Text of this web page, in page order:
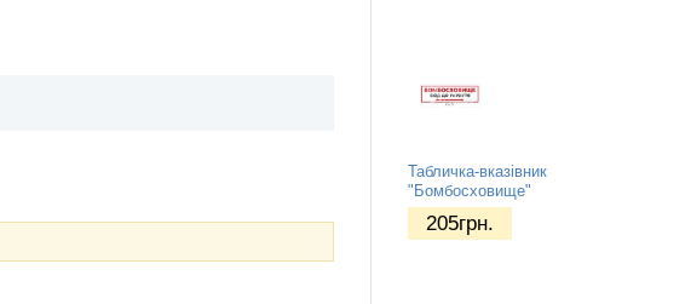
Табличка-вказівник
"Бомбосховище"
205грн.